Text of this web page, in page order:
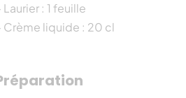
Laurier : 1 feuille
Crème liquide : 20 cl